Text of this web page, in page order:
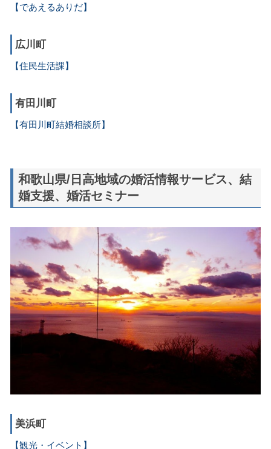
【であえるありだ】
広川町
【住民生活課】
有田川町
【有田川町結婚相談所】
和歌山県/日高地域の婚活情報サービス、結
婚支援、婚活セミナー
美浜町
【観光・イベント】